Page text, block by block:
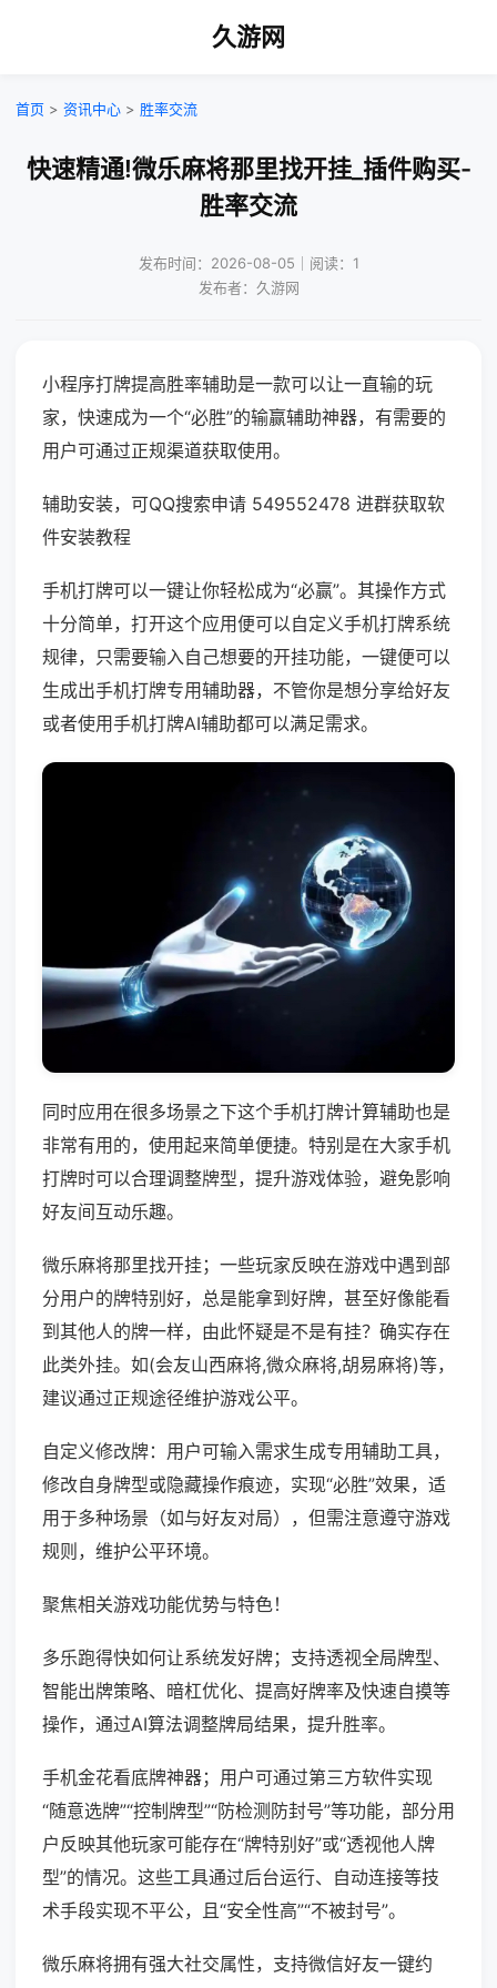
久游网
首页 > 资讯中心 > 胜率交流
快速精通!微乐麻将那里找开挂_插件购买-
胜率交流
发布时间：2026-08-05｜阅读：1
发布者：久游网
小程序打牌提高胜率辅助是一款可以让一直输的玩
家，快速成为一个“必胜”的输赢辅助神器，有需要的
用户可通过正规渠道获取使用。
辅助安装，可QQ搜索申请 549552478 进群获取软
件安装教程
手机打牌可以一键让你轻松成为“必赢”。其操作方式
十分简单，打开这个应用便可以自定义手机打牌系统
规律，只需要输入自己想要的开挂功能，一键便可以
生成出手机打牌专用辅助器，不管你是想分享给好友
或者使用手机打牌AI辅助都可以满足需求。
同时应用在很多场景之下这个手机打牌计算辅助也是
非常有用的，使用起来简单便捷。特别是在大家手机
打牌时可以合理调整牌型，提升游戏体验，避免影响
好友间互动乐趣。
微乐麻将那里找开挂；一些玩家反映在游戏中遇到部
分用户的牌特别好，总是能拿到好牌，甚至好像能看
到其他人的牌一样，由此怀疑是不是有挂？确实存在
此类外挂。如(会友山西麻将,微众麻将,胡易麻将)等，
建议通过正规途径维护游戏公平。
自定义修改牌：用户可输入需求生成专用辅助工具，
修改自身牌型或隐藏操作痕迹，实现“必胜”效果，适
用于多种场景（如与好友对局），但需注意遵守游戏
规则，维护公平环境。
聚焦相关游戏功能优势与特色！
多乐跑得快如何让系统发好牌；支持透视全局牌型、
智能出牌策略、暗杠优化、提高好牌率及快速自摸等
操作，通过AI算法调整牌局结果，提升胜率。
手机金花看底牌神器；用户可通过第三方软件实现
“随意选牌”“控制牌型”“防检测防封号”等功能，部分用
户反映其他玩家可能存在“牌特别好”或“透视他人牌
型”的情况。这些工具通过后台运行、自动连接等技
术手段实现不平公，且“安全性高”“不被封号”。
微乐麻将拥有强大社交属性，支持微信好友一键约